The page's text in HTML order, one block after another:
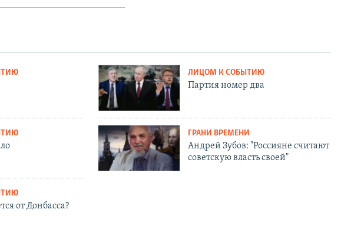
ЛИЦОМ К СОБЫТИЮ
Партия номер два
ГРАНИ ВРЕМЕНИ
Андрей Зубов: "Россияне считают
советскую власть своей"
от Донбасса?